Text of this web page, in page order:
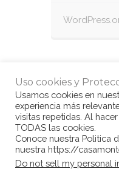
© Copyright
Uso cookies y
Usamos cookies en
experiencia más
visitas repetidas. Al
TODAS las cookies.
Conoce nuestra Politica
nuestra https://
Do not sell my personal